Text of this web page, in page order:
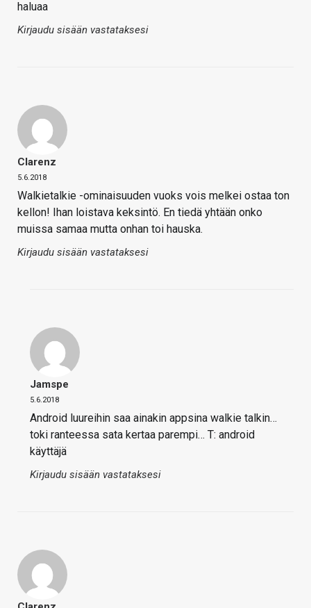
haluaa
Kirjaudu sisään vastataksesi
Clarenz
5.6.2018
Walkietalkie -ominaisuuden vuoks vois melkei ostaa ton
kellon! Ihan loistava keksintö. En tiedä yhtään onko
muissa samaa mutta onhan toi hauska.
Kirjaudu sisään vastataksesi
Jamspe
5.6.2018
Android luureihin saa ainakin appsina walkie talkin…
toki ranteessa sata kertaa parempi… T: android
käyttäjä
Kirjaudu sisään vastataksesi